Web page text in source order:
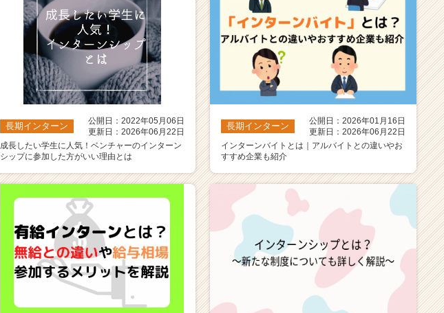
長期インターン
公開日：2022年05月06日
更新日：2026年06月22日
成長したい学生に人気！ベンチャーのインターン
シップに参加した方がいい理由とは
長期インターン
公開日：2026年01月16日
更新日：2026年06月22日
インターンバイトとは｜アルバイトとの違いやお
すすめ企業も紹介